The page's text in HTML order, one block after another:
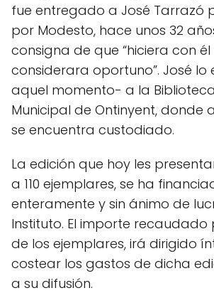
fue entregado a José Tarrazó
por Modesto, hace unos 32
consigna de que “hiciera con
considerara oportuno”. José lo
aquel momento- a la
Municipal de Ontinyent, donde
se encuentra custodiado.
La edición que hoy les
a 110 ejemplares, se ha
enteramente y sin ánimo de
Instituto. El importe recaudado
de los ejemplares, irá dirigido
costear los gastos de dicha
a su difusión.